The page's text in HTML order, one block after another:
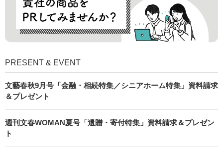
PRESENT & EVENT
文藝春秋9月号「金融・相続特集／シニアホーム特集」資料請求
＆プレゼント
週刊文春WOMAN夏号「遺贈・寄付特集」資料請求＆プレゼン
ト